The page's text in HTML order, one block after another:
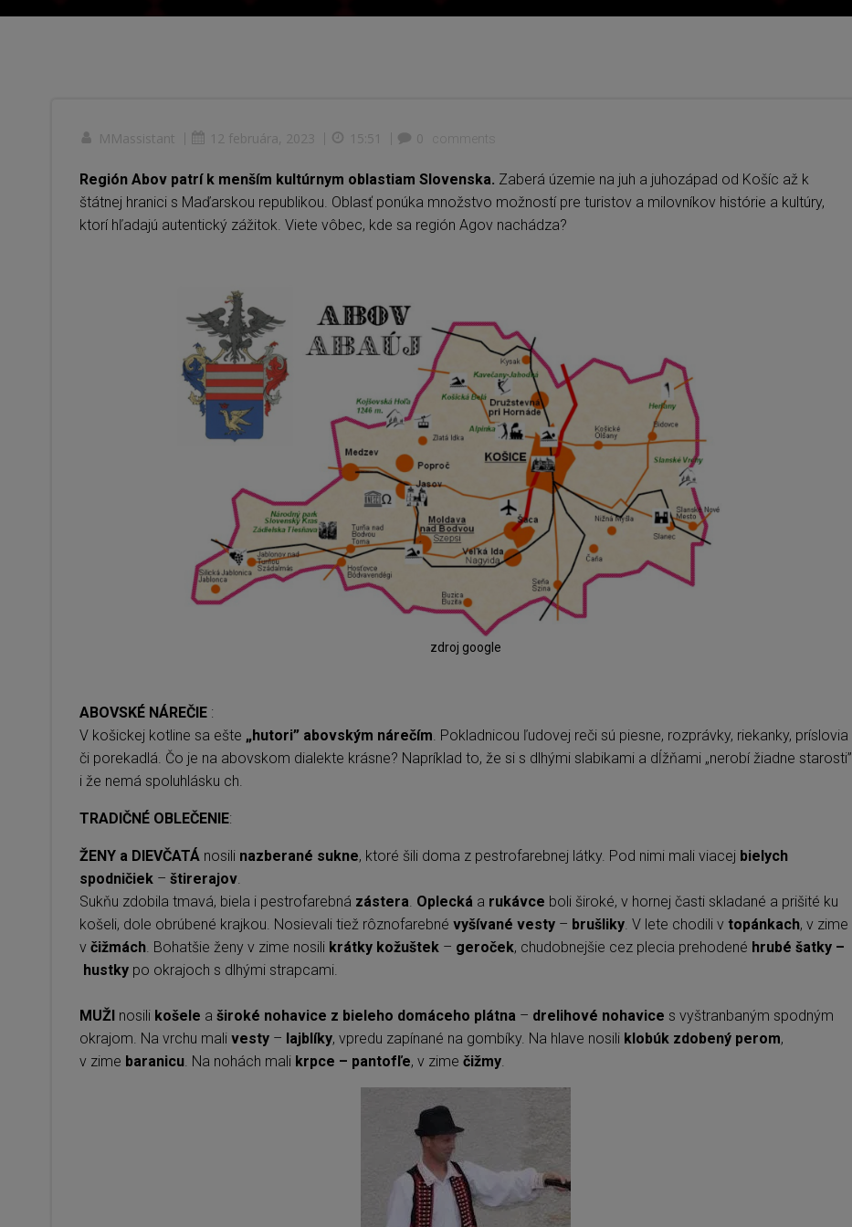
MMassistant | 12 februára, 2023 | 15:51 | 0 comments
Región Abov patrí k menším kultúrnym oblastiam Slovenska. Zaberá územie na juh a juhozápad od Košíc až k
štátnej hranici s Maďarskou republikou. Oblasť ponúka množstvo možností pre turistov a milovníkov histórie a kultúry,
ktorí hľadajú autentický zážitok. Viete vôbec, kde sa región Agov nachádza?
zdroj google
ABOVSKÉ NÁREČIE :
V košickej kotline sa ešte „hutori” abovským nárečím. Pokladnicou ľudovej reči sú piesne, rozprávky, riekanky, príslovia
či porekadlá. Čo je na abovskom dialekte krásne? Napríklad to, že si s dlhými slabikami a dĺžňami „nerobí žiadne starosti”
i že nemá spoluhlásku ch.
TRADIČNÉ OBLEČENIE:
ŽENY a DIEVČATÁ nosili nazberané sukne, ktoré šili doma z pestrofarebnej látky. Pod nimi mali viacej bielych
spodničiek – štirerajov.
Sukňu zdobila tmavá, biela i pestrofarebná zástera. Oplecká a rukávce boli široké, v hornej časti skladané a prišité ku
košeli, dole obrúbené krajkou. Nosievali tiež rôznofarebné vyšívané vesty – brušliky. V lete chodili v topánkach, v zime
v čižmách. Bohatšie ženy v zime nosili krátky kožuštek – geroček, chudobnejšie cez plecia prehodené hrubé šatky –
hustky po okrajoch s dlhými strapcami.
MUŽI nosili košele a široké nohavice z bieleho domáceho plátna – drelihové nohavice s vyštranbaným spodným
okrajom. Na vrchu mali vesty – lajblíky, vpredu zapínané na gombíky. Na hlave nosili klobúk zdobený perom,
v zime baranicu. Na nohách mali krpce – pantofľe, v zime čižmy.